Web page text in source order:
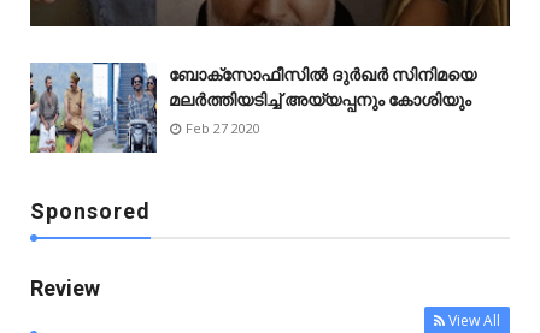
ബോക്‌സോഫീസിൽ ദുർഖർ സിനിമയെ
മലർത്തിയടിച്ച് അയ്യപ്പനും കോശിയും
Feb 27 2020
Sponsored
Review
View All